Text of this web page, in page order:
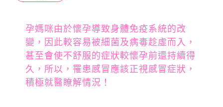
孕媽咪由於懷孕導致身體免疫系統的改
變，因此較容易被細菌及病毒趁虛而入，
甚至會使不舒服的症狀較懷孕前還持續得
久，所以，罹患感冒應該正視感冒症狀，
積極就醫瞭解情況！